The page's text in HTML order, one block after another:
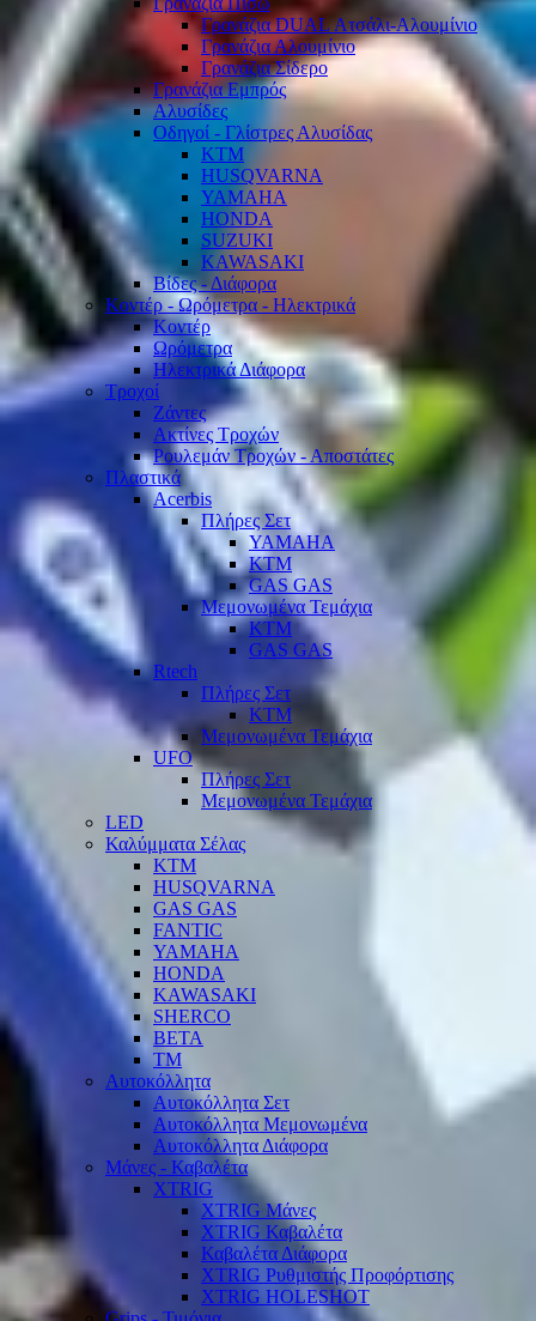
Γρανάζια DUAL Ατσάλι-Αλουμίνιο
Γρανάζια Αλουμίνιο
Γρανάζια Σίδερο
Γρανάζια Εμπρός
Αλυσίδες
Οδηγοί - Γλίστρες Αλυσίδας
KTM
HUSQVARNA
YAMAHA
HONDA
SUZUKI
KAWASAKI
Βίδες - Διάφορα
Κοντέρ - Ωρόμετρα - Ηλεκτρικά
Κοντέρ
Ωρόμετρα
Ηλεκτρικά Διάφορα
Τροχοί
Ζάντες
Ακτίνες Τροχών
Ρουλεμάν Τροχών - Αποστάτες
Πλαστικά
Acerbis
Πλήρες Σετ
YAMAHA
KTM
GAS GAS
Μεμονωμένα Τεμάχια
KTM
GAS GAS
Rtech
Πλήρες Σετ
KTM
Μεμονωμένα Τεμάχια
UFO
Πλήρες Σετ
Μεμονωμένα Τεμάχια
LED
Καλύμματα Σέλας
KTM
HUSQVARNA
GAS GAS
FANTIC
YAMAHA
HONDA
KAWASAKI
SHERCO
BETA
TM
Αυτοκόλλητα
Αυτοκόλλητα Σετ
Αυτοκόλλητα Μεμονωμένα
Αυτοκόλλητα Διάφορα
Μάνες - Καβαλέτα
XTRIG
XTRIG Μάνες
XTRIG Καβαλέτα
Καβαλέτα Διάφορα
XTRIG Ρυθμιστής Προφόρτισης
XTRIG HOLESHOT